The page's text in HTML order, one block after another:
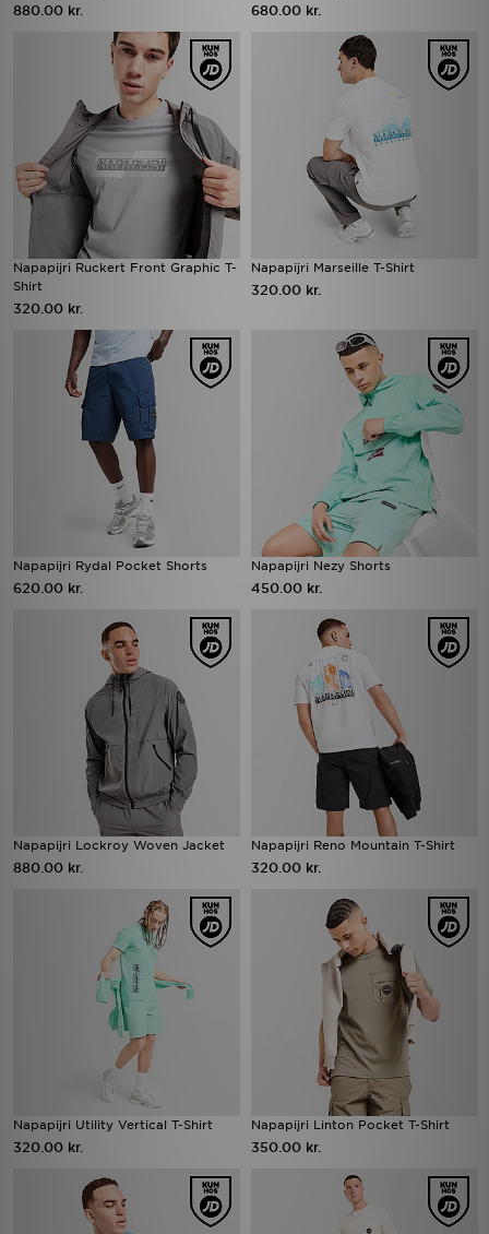
880.00 kr. 680.00 kr.
Napapijri Ruckert Front Graphic T-
Shirt
320.00 kr.
Napapijri Marseille T-Shirt
320.00 kr.
Napapijri Rydal Pocket Shorts
620.00 kr.
Napapijri Nezy Shorts
450.00 kr.
Napapijri Lockroy Woven Jacket
880.00 kr.
Napapijri Reno Mountain T-Shirt
320.00 kr.
Napapijri Utility Vertical T-Shirt
320.00 kr.
Napapijri Linton Pocket T-Shirt
350.00 kr.